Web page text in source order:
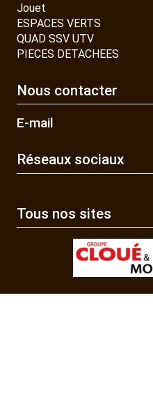
Jouet
ESPACES VERTS
QUAD SSV UTV
PIECES DETACHEES
Nous contacter
E-mail
Réseaux sociaux
Tous nos sites